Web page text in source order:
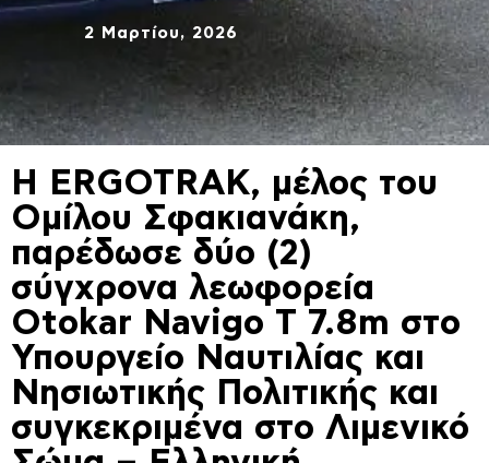
2 Μαρτίου, 2026
Η ERGOTRAK, μέλος του
Ομίλου Σφακιανάκη,
παρέδωσε δύο (2)
σύγχρονα λεωφορεία
Otokar Navigo T 7.8m στο
Υπουργείο Ναυτιλίας και
Νησιωτικής Πολιτικής και
συγκεκριμένα στο Λιμενικό